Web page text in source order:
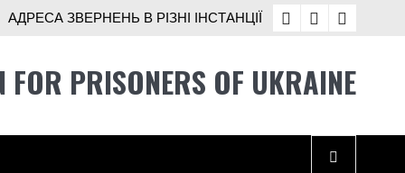
АДРЕСА ЗВЕРНЕНЬ В РІЗНІ ІНСТАНЦІЇ
PRISONERS OF UKRAINE